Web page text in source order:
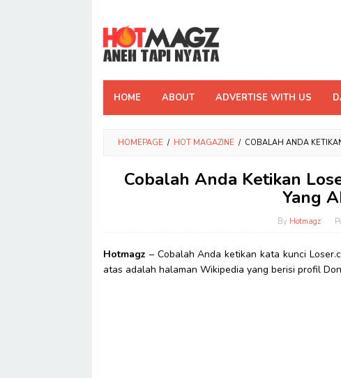
content
HOME ABOUT ADVERTISE WITH US
HOMEPAGE / HOT MAGAZINE / COBALAH ANDA
Cobalah Anda Ketikan
Yang
By Hotmagz
Hotmagz – Cobalah Anda ketikan kata kunci
atas adalah halaman Wikipedia yang berisi profil